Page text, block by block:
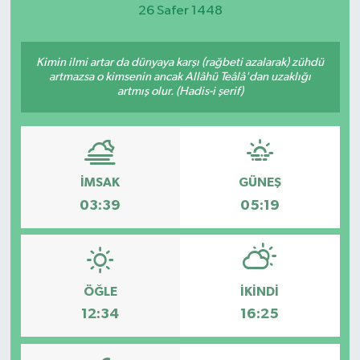
26 Safer 1448
Kimin ilmi artar da dünyaya karşı (rağbeti azalarak) zühdü
artmazsa o kimsenin ancak Allâhü Teâlâ'dan uzaklığı
artmış olur. (Hadis-i şerif)
İMSAK
03:39
GÜNEŞ
05:19
ÖĞLE
12:34
İKINDI
16:25
Etkinlikler